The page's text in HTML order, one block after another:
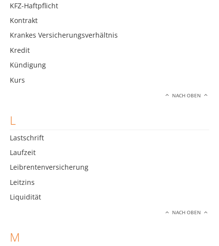
KFZ-Haftpflicht
Kontrakt
Krankes Versicherungsverhältnis
Kredit
Kündigung
Kurs
NACH OBEN
L
Lastschrift
Laufzeit
Leibrentenversicherung
Leitzins
Liquidität
NACH OBEN
M